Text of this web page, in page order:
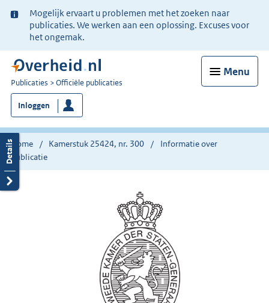
Ter
informatie:
Mogelijk ervaart u problemen met het zoeken naar
publicaties. We werken aan een oplossing. Excuses voor
het ongemak.
Menu
U
bent
nu
hier:
Publicaties Officiële publicaties
Inloggen
Home Kamerstuk 25424, nr. 300
Informatie over
publicatie